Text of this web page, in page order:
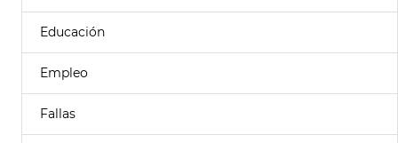
Educación
Empleo
Fallas